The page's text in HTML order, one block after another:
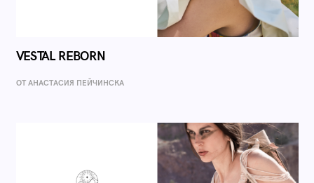
VESTAL REBORN
ОТ AНАСТАСИЯ ПЕЙЧИНСКА